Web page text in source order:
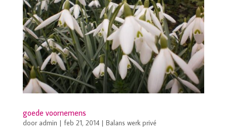
goede voornemens
door admin | feb 21, 2014| Balans werk privé